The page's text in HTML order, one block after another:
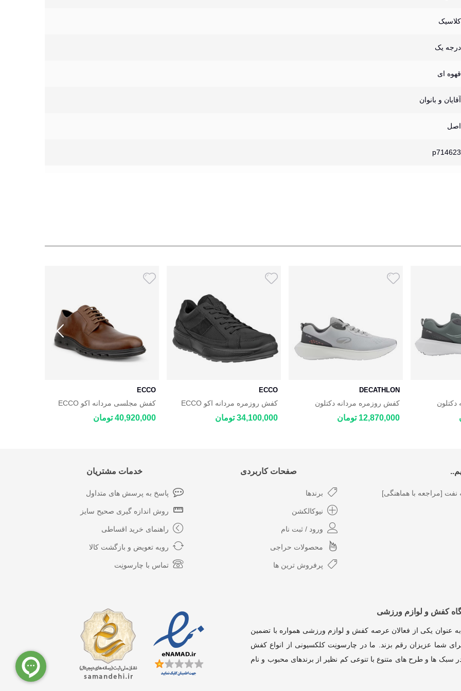
کلاسیک
درجه یک
قهوه ای
آقایان و بانوان
اصل
p714623
DECATHLON
کفش روزمره مردانه دکتلون
DECATHLON JOGFLOW
12,870,000 تومان
ECCO
کفش روزمره مردانه اکو ECCO
BYWAY 2.0
34,100,000 تومان
ECCO
کفش مجلسی مردانه اکو ECCO
HYBRID 720
40,920,000 تومان
[مراجعه با هماهنگی]
صفحات کاربردی
برندها
نیوکالکشن
ورود / ثبت نام
محصولات حراجی
پرفروش ترین ها
خدمات مشتریان
پاسخ به پرسش های متداول
روش اندازه گیری صحیح سایز
راهنمای خرید اقساطی
رویه تعویض و بازگشت کالا
تماس با چارسونِت
کفش و لوازم ورزشی
به عنوان یکی از فعالان عرصه کفش و لوازم ورزشی همواره با تضمین
شما عزیزان رقم بزند. ما در چارسونِت کلکسیونی از انواع کفش
ها و طرح های متنوع با تنوعی کم نظیر از برندهای محبوب و نام